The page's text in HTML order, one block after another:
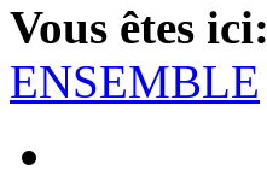
Vous êtes ici:
ENSEMBLE